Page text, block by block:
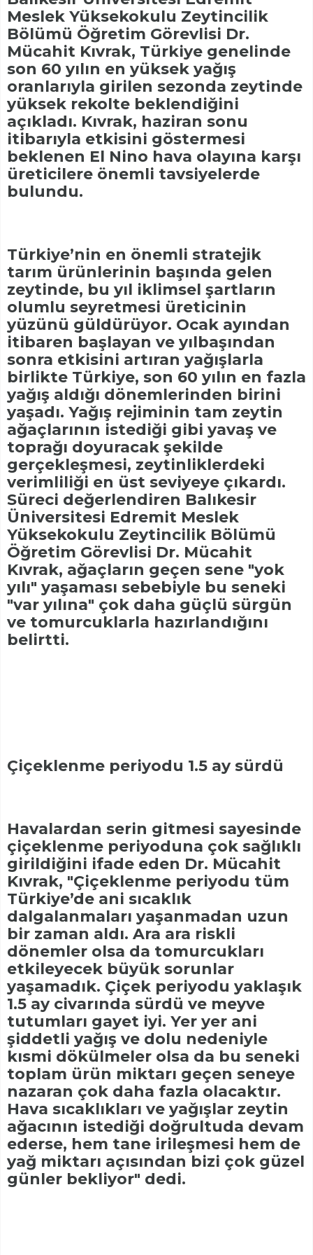
Meslek Yüksekokulu Zeytincilik
Bölümü Öğretim Görevlisi Dr.
Mücahit Kıvrak, Türkiye genelinde
son 60 yılın en yüksek yağış
oranlarıyla girilen sezonda zeytinde
yüksek rekolte beklendiğini
açıkladı. Kıvrak, haziran sonu
itibarıyla etkisini göstermesi
beklenen El Nino hava olayına karşı
üreticilere önemli tavsiyelerde
bulundu.
Türkiye’nin en önemli stratejik
tarım ürünlerinin başında gelen
zeytinde, bu yıl iklimsel şartların
olumlu seyretmesi üreticinin
yüzünü güldürüyor. Ocak ayından
itibaren başlayan ve yılbaşından
sonra etkisini artıran yağışlarla
birlikte Türkiye, son 60 yılın en fazla
yağış aldığı dönemlerinden birini
yaşadı. Yağış rejiminin tam zeytin
ağaçlarının istediği gibi yavaş ve
toprağı doyuracak şekilde
gerçekleşmesi, zeytinliklerdeki
verimliliği en üst seviyeye çıkardı.
Süreci değerlendiren Balıkesir
Üniversitesi Edremit Meslek
Yüksekokulu Zeytincilik Bölümü
Öğretim Görevlisi Dr. Mücahit
Kıvrak, ağaçların geçen sene "yok
yılı" yaşaması sebebiyle bu seneki
"var yılına" çok daha güçlü sürgün
ve tomurcuklarla hazırlandığını
belirtti.
Çiçeklenme periyodu 1.5 ay sürdü
Havalardan serin gitmesi sayesinde
çiçeklenme periyoduna çok sağlıklı
girildiğini ifade eden Dr. Mücahit
Kıvrak, "Çiçeklenme periyodu tüm
Türkiye’de ani sıcaklık
dalgalanmaları yaşanmadan uzun
bir zaman aldı. Ara ara riskli
dönemler olsa da tomurcukları
etkileyecek büyük sorunlar
yaşamadık. Çiçek periyodu yaklaşık
1.5 ay civarında sürdü ve meyve
tutumları gayet iyi. Yer yer ani
şiddetli yağış ve dolu nedeniyle
kısmi dökülmeler olsa da bu seneki
toplam ürün miktarı geçen seneye
nazaran çok daha fazla olacaktır.
Hava sıcaklıkları ve yağışlar zeytin
ağacının istediği doğrultuda devam
ederse, hem tane irileşmesi hem de
yağ miktarı açısından bizi çok güzel
günler bekliyor" dedi.